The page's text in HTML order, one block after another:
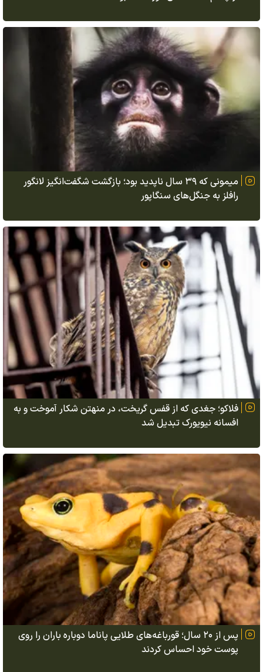
میمونی که ۳۹ سال ناپدید بود؛ بازگشت شگفت‌انگیز لانگور
رافلز به جنگل‌های سنگاپور
فلاکو؛ جغدی که از قفس گریخت، در منهتن شکار آموخت و به
افسانه نیویورک تبدیل شد
پس از ۲۰ سال؛ قورباغه‌های طلایی پاناما دوباره باران را روی
پوست خود احساس کردند